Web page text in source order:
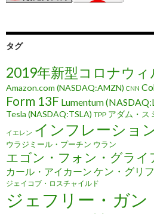
タグ
2019年新型コロナウィ
Amazon.com (NASDAQ:AMZN) CNN
Form 13F Lumentum
Tesla (NASDAQ:TSLA) TPP アダム・ス
イエレン インフレーショ
ウラジミール・プーチン ウラン
エゴン・フォン・グライ
カール・アイカーン ケン・グリ
ジェイコブ・ロスチャイルド
ジェフリー・ガン